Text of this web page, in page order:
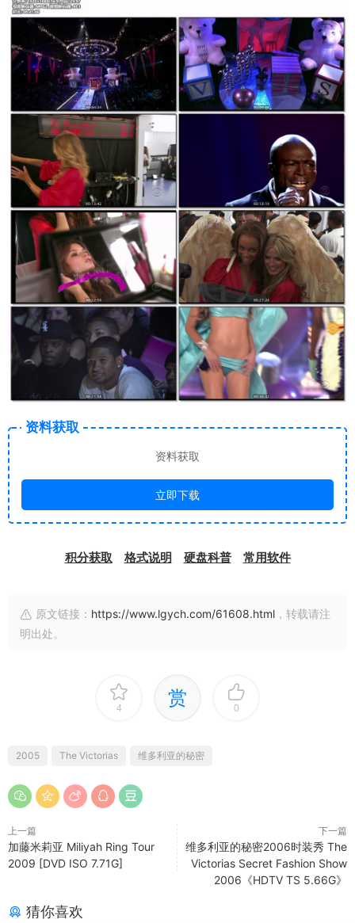
资料获取
资料获取
立即下载
积分获取 格式说明 硬盘科普 常用软件
原文链接： https://www.lgych.com/61608.html ，转载请注
明出处。
4 赏 0
2005 The Victorias 维多利亚的秘密
上一篇
加藤米莉亚 Miliyah Ring Tour
2009 [DVD ISO 7.71G]
下一篇
维多利亚的秘密2006时装秀 The
Victorias Secret Fashion Show
2006《HDTV TS 5.66G》
猜你喜欢